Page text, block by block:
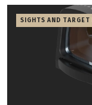
SIGHTS AND